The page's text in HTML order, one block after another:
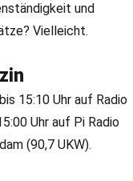
und
Vielleicht.
15:10 Uhr auf Radio
Uhr auf Pi Radio
(90,7 UKW).